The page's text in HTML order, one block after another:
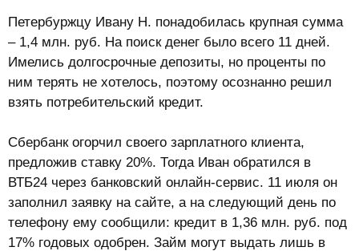
Петербуржцу Ивану Н. понадобилась крупная сумма
– 1,4 млн. руб. На поиск денег было всего 11 дней.
Имелись долгосрочные депозиты, но проценты по
ним терять не хотелось, поэтому осознанно решил
взять потребительский кредит.
Сбербанк огорчил своего зарплатного клиента,
предложив ставку 20%. Тогда Иван обратился в
ВТБ24 через банковский онлайн-сервис. 11 июля он
заполнил заявку на сайте, а на следующий день по
телефону ему сообщили: кредит в 1,36 млн. руб. под
17% годовых одобрен. Займ могут выдать лишь в